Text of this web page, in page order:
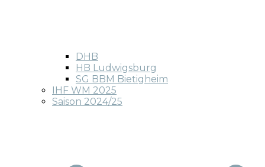
DHB
HB Ludwigsburg
SG BBM Bietigheim
IHF WM 2025
Saison 2024/25